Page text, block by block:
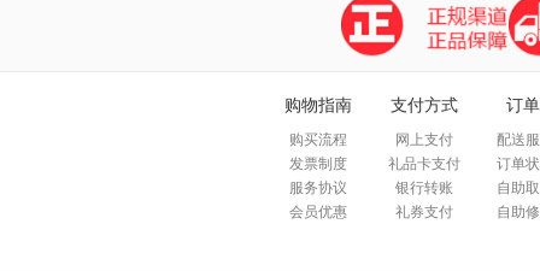
购物指南
购买流程
发票制度
服务协议
会员优惠
支付方式
网上支付
礼品卡支付
银行转账
礼券支付
订
配送
订单
自助
自助